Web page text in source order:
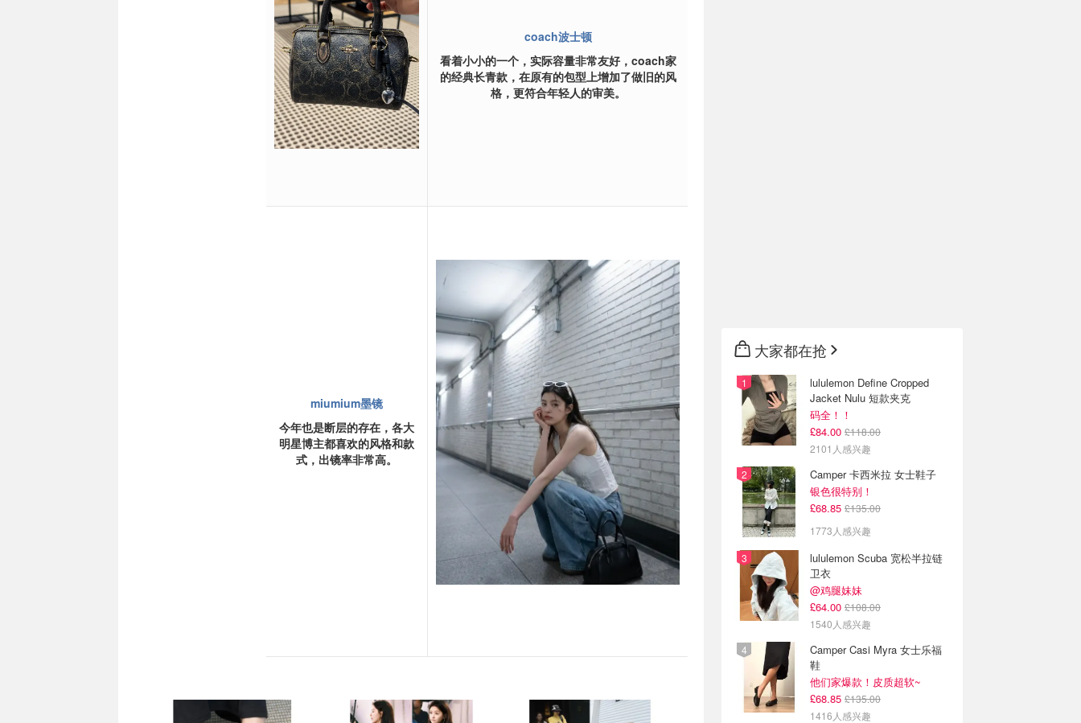
coach波士顿
看着小小的一个，实际容量非常友好，coach家
的经典长青款，在原有的包型上增加了做旧的风
格，更符合年轻人的审美。
miumium墨镜
今年也是断层的存在，各大
明星博主都喜欢的风格和款
式，出镜率非常高。
大家都在抢
lululemon Define Cropped
Jacket Nulu 短款夹克
码全！！
£84.00 £118.00
2101人感兴趣
Camper 卡西米拉 女士鞋子
银色很特别！
£68.85 £135.00
1773人感兴趣
lululemon Scuba 宽松半拉链
卫衣
@鸡腿妹妹
£64.00 £108.00
1540人感兴趣
Camper Casi Myra 女士乐福
鞋
他们家爆款！皮质超软~
£68.85 £135.00
1416人感兴趣